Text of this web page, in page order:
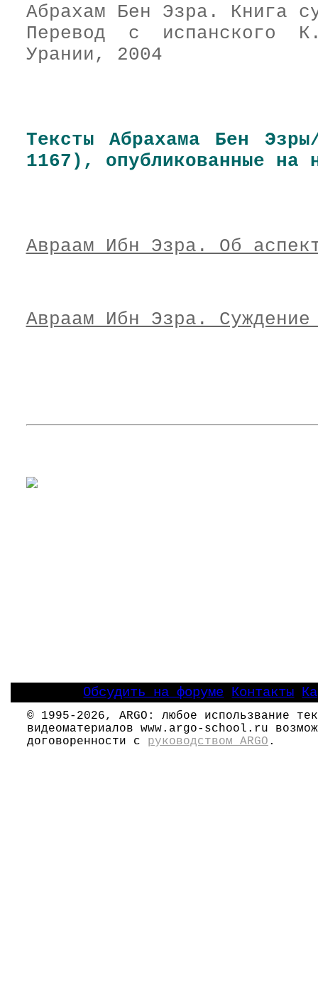
Абрахам Бен Эзра. Книга
Перевод с испанского
Урании, 2004
Тексты Абрахама Бен
1167), опубликованные на
Авраам Ибн Эзра. Об
Авраам Ибн Эзра. Суждение
Обсудить на форуме Контакты
© 1995-2026, ARGO: любое использвание
видеоматериалов www.argo-school.ru
договоренности с руководством ARGO .